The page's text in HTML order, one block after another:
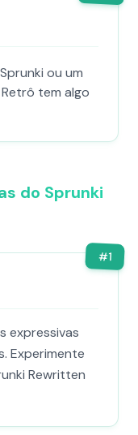
ou um
tem algo
do Sprunki
#1
expressivas
Experimente
Rewritten